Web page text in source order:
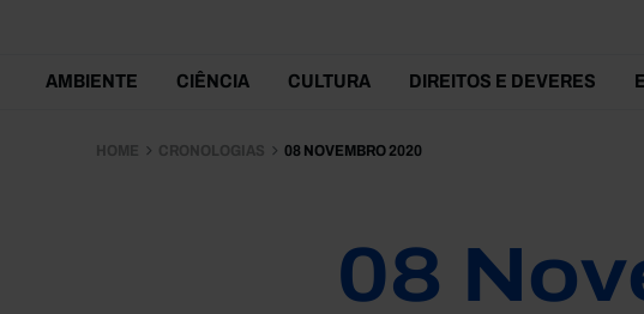
Themes Menu
AMBIENTE CIÊNCIA CULTURA DIREITOS E DEVERES
HOME CRONOLOGIAS 08 NOVEMBRO 2020
08